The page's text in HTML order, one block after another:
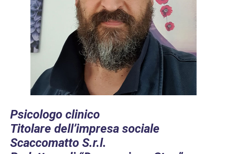
Psicologo clinico
Titolare dell’impresa sociale
Scaccomatto S.r.l.